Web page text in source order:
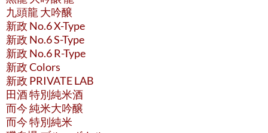
九頭龍 大吟醸
新政 No.6 X-Type
新政 No.6 S-Type
新政 No.6 R-Type
新政 Colors
新政 PRIVATE LAB
田酒 特別純米酒
而今 純米大吟醸
而今 特別純米